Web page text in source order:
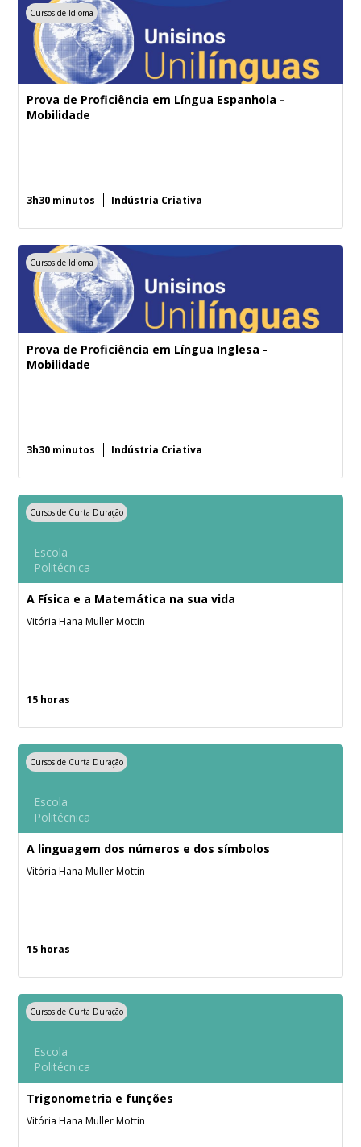
Cursos de Idioma
Prova de Proficiência em Língua Espanhola -
Mobilidade
3h30 minutos Indústria Criativa
Cursos de Idioma
Prova de Proficiência em Língua Inglesa -
Mobilidade
3h30 minutos Indústria Criativa
Cursos de Curta Duração
Escola
Politécnica
A Física e a Matemática na sua vida
Vitória Hana Muller Mottin
15 horas
Cursos de Curta Duração
Escola
Politécnica
A linguagem dos números e dos símbolos
Vitória Hana Muller Mottin
15 horas
Cursos de Curta Duração
Escola
Politécnica
Trigonometria e funções
Vitória Hana Muller Mottin